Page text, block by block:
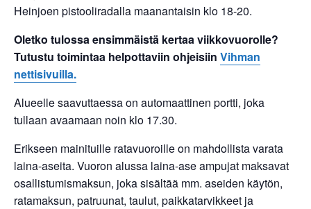
Heinjoen pistooliradalla maanantaisin klo 18-20.
Oletko tulossa ensimmäistä kertaa viikkovuorolle?
Tutustu toimintaa helpottaviin ohjeisiin Vihman
nettisivuilla.
Alueelle saavuttaessa on automaattinen portti, joka
tullaan avaamaan noin klo 17.30.
Erikseen mainituille ratavuoroille on mahdollista varata
laina-aseita. Vuoron alussa laina-ase ampujat maksavat
osallistumismaksun, joka sisältää mm. aseiden käytön,
ratamaksun, patruunat, taulut, paikkatarvikkeet ja